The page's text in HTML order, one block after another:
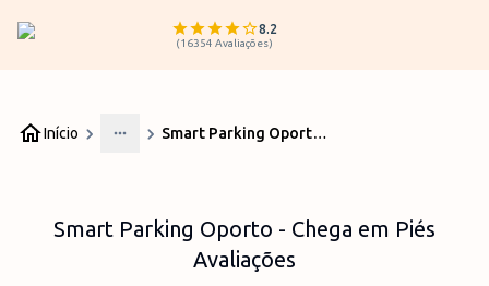
8.2
(16354 Avaliações)
Início
More
Smart Parking Oporto - Chega em Piés Avaliações
Smart Parking Oporto - Chega em Piés
Avaliações